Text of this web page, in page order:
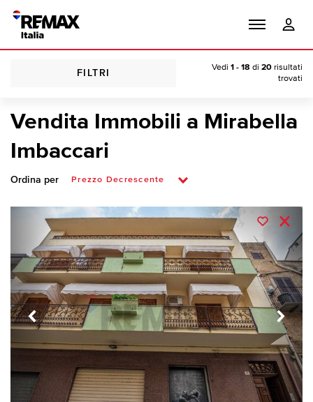
FILTRI
Vedi 1 - 18 di 20 risultati
trovati
Vendita Immobili a Mirabella
Imbaccari
Ordina per